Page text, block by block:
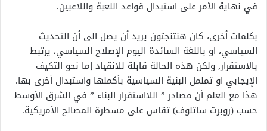
في نهاية الأمر على استبدال قواعد اللعبة واللاعبين.
بكلمات أخرى، كان هنتنجتون يريد أن يصل الى أن التحديث
السياسي، او باللغة السائدة اليوم الإصلاح السياسي، يرتبط
بالاستقرار, ولكن هذه الحالة قابلة للانقياد إما نحو التكيف
الإيجابي او تململ البنية السياسية بأكملها واستبدال أخرى بها.
هذا مع العلم أن مصادر ” اللااستقرار البناء ” في الشرق الأوسط
حسب (روبرت ساتلوف) تقاس على مسطرة المصالح الأمريكية.